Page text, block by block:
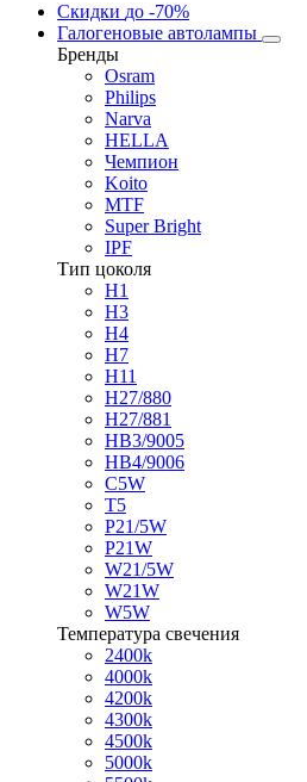
Скидки до -70%
Галогеновые автолампы
Бренды
Osram
Philips
Narva
HELLA
Чемпион
Koito
MTF
Super Bright
IPF
Тип цоколя
H1
H3
H4
H7
H11
H27/880
H27/881
HB3/9005
HB4/9006
C5W
T5
P21/5W
P21W
W21/5W
W21W
W5W
Температура свечения
2400k
4000k
4200k
4300k
4500k
5000k